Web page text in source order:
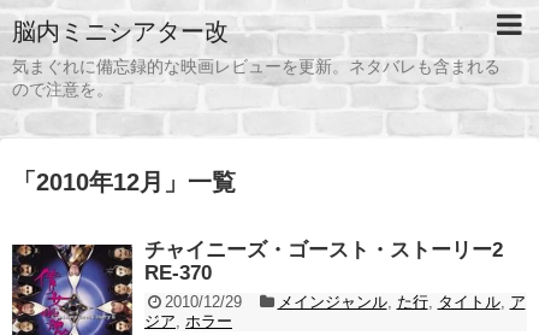
脳内ミニシアター改
気まぐれに備忘録的な映画レビューを更新。ネタバレも含まれる
ので注意を。
「 2010年12月 」 一覧
チャイニーズ・ゴースト・ストーリー2
RE-370
2010/12/29 メインジャンル, た行, タイトル, ア
ジア
ホラー